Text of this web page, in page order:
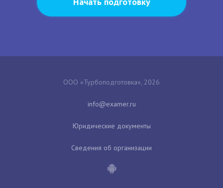
ООО «Турбоподготовка», 2026
Юридические документы
Сведения об организации